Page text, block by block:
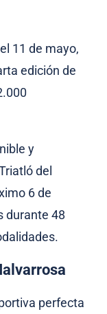
11 de mayo,
edición de
y
del
6 de
durante 48
perfecta